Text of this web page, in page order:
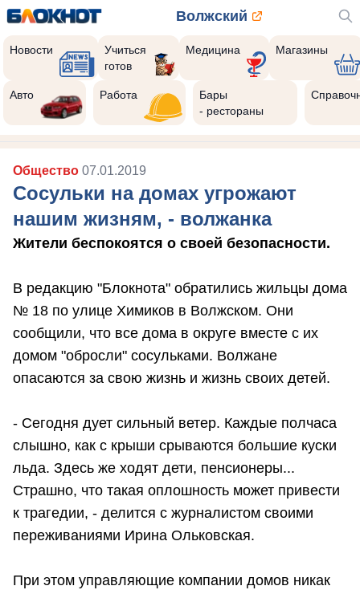
Волжский
Новости
Учиться
готов
Медицина Магазины
Авто Работа
Бары
- рестораны
Общество 07.01.2019
Сосульки на домах угрожают
нашим жизням, - волжанка
Жители беспокоятся о своей безопасности.
В редакцию "Блокнота" обратились жильцы дома
№ 18 по улице Химиков в Волжском. Они
сообщили, что все дома в округе вместе с их
домом "обросли" сосульками. Волжане
опасаются за свою жизнь и жизнь своих детей.
- Сегодня дует сильный ветер. Каждые полчаса
слышно, как с крыши срываются большие куски
льда. Здесь же ходят дети, пенсионеры...
Страшно, что такая оплошность может привести
к трагедии, - делится с журналистом своими
переживаниями Ирина Ольковская.
При этом управляющие компании домов никак